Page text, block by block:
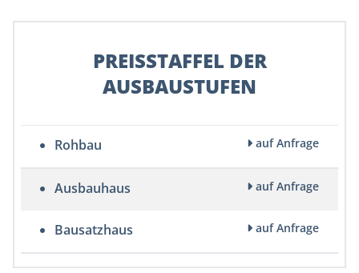
PREISSTAFFEL DER
AUSBAUSTUFEN
Rohbau auf Anfrage
Ausbauhaus auf Anfrage
Bausatzhaus auf Anfrage